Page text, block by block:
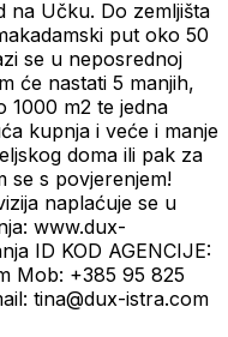
na Učku. Do zemljišta
put oko 50
se u neposrednoj
će nastati 5 manjih,
1000 m2 te jedna
kupnja i veće i manje
doma ili pak za
se s povjerenjem!
naplaćuje se u
www.dux-
ID KOD AGENCIJE:
Mob: +385 95 825
tina@dux-istra.com